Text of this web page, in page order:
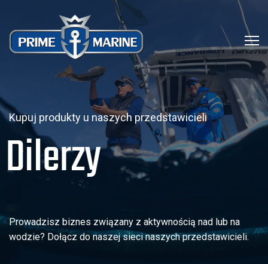
Kupuj produkty u naszych przedstawicieli
Dilerzy
Prowadzisz biznes związany z aktywnością nad lub na
wodzie? Dołącz do naszej sieci naszych przedstawicieli.